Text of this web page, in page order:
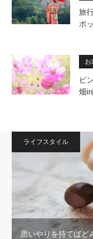
旅
ポ
お
ピ
畑
ライフスタイル
思いやりを持てばど